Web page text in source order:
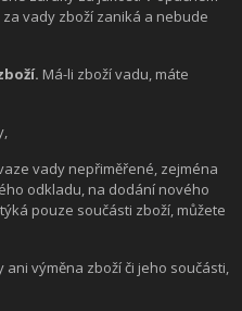
vady zboží zaniká a nebude
Má-li zboží vadu, máte
vady nepřiměřené, zejména
odkladu, na dodání nového
pouze součásti zboží, můžete
výměna zboží či jeho součásti,